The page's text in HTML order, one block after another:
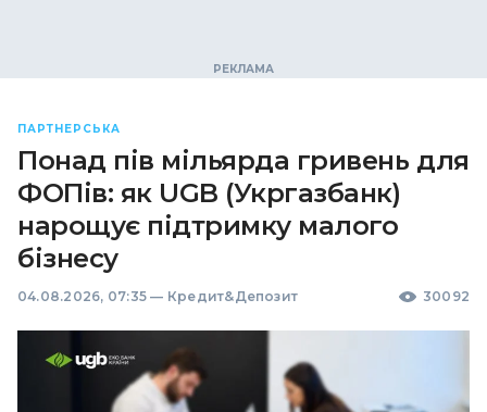
ПАРТНЕРСЬКА
Понад пів мільярда гривень для
ФОПів: як UGB (Укргазбанк)
нарощує підтримку малого
бізнесу
04.08.2026, 07:35 — Кредит&Депозит 30092